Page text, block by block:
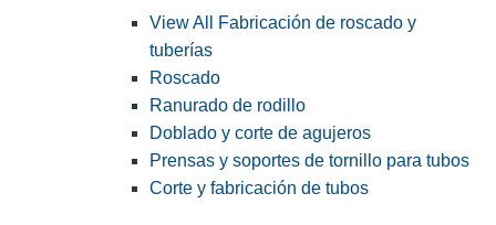
View All Fabricación de roscado y
tuberías
Roscado
Ranurado de rodillo
Doblado y corte de agujeros
Prensas y soportes de tornillo para tubos
Corte y fabricación de tubos